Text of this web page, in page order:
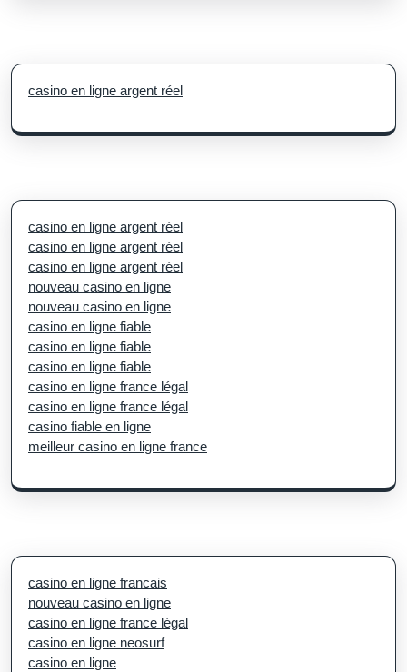
casino en ligne argent réel
casino en ligne argent réel
casino en ligne argent réel
casino en ligne argent réel
nouveau casino en ligne
nouveau casino en ligne
casino en ligne fiable
casino en ligne fiable
casino en ligne fiable
casino en ligne france légal
casino en ligne france légal
casino fiable en ligne
meilleur casino en ligne france
casino en ligne francais
nouveau casino en ligne
casino en ligne france légal
casino en ligne neosurf
casino en ligne